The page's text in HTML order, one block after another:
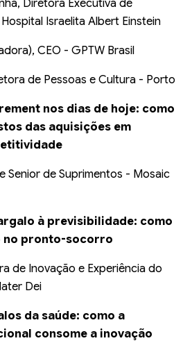
Diretora Executiva de
Israelita Albert Einstein
CEO - GPTW Brasil
de Pessoas e Cultura - Porto
nos dias de hoje: como
das aquisições em
Senior de Suprimentos - Mosaic
à previsibilidade: como
no pronto-socorro
de Inovação e Experiência do
Dei
da saúde: como a
consome a inovação